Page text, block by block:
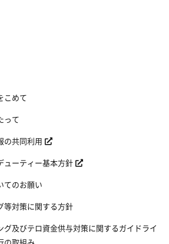
こめて
って
の共同利用
ューティー基本方針
てのお願い
等対策に関する方針
グ及びテロ資金供与対策に関するガイドライ